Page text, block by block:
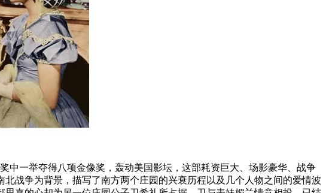
一举夺得八项金像奖，轰动美国影坛，这部耗资巨大、场影豪华、战争
战争为背景，描写了南方两个庄园的兴衰历程以及几个人物之间的爱情波